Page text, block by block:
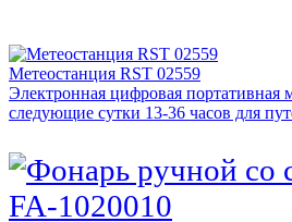
Метеостанция RST 02559
Электронная цифровая
следующие сутки 13-36 часов для